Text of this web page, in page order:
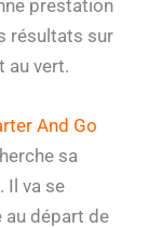
prestation
résultats sur
au vert.
And Go
sa
Il va se
au départ de